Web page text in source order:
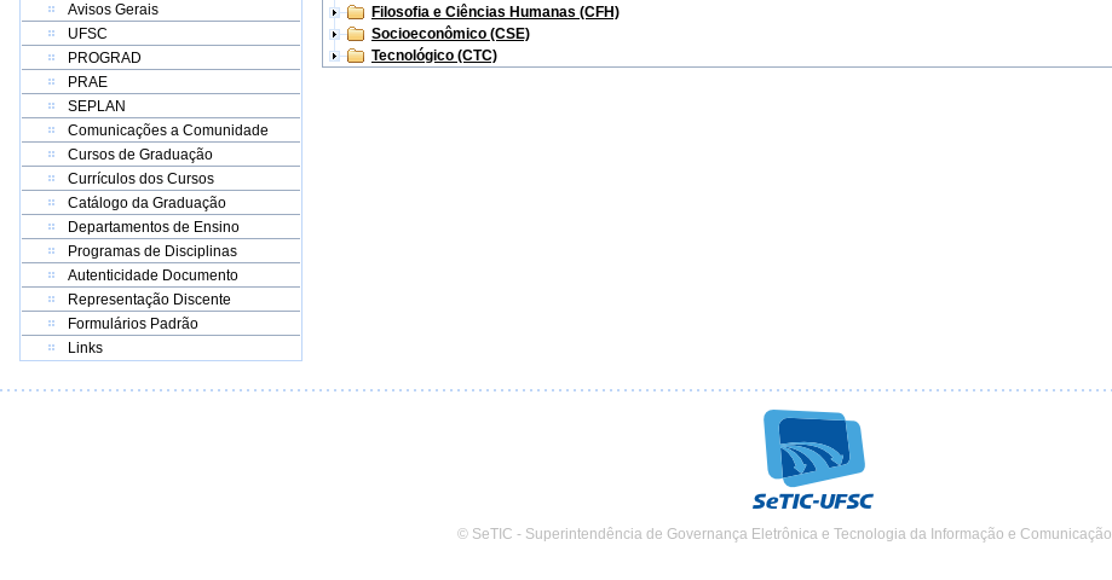
Avisos Gerais
UFSC
PROGRAD
PRAE
SEPLAN
Comunicações a Comunidade
Cursos de Graduação
Currículos dos Cursos
Catálogo da Graduação
Departamentos de Ensino
Programas de Disciplinas
Autenticidade Documento
Representação Discente
Formulários Padrão
Links
Filosofia e Ciências Humanas (CFH)
Socioeconômico (CSE)
Tecnológico (CTC)
© SeTIC - Superintendência de Governança Eletrônica e Tecnologia da Informação e Comunicação